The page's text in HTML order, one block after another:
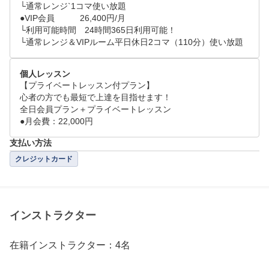
└通常レンジ`1コマ使い放題
●VIP会員　　　26,400円/月
└利用可能時間　24時間365日利用可能！
個人レッスン
【プライベートレッスン付プラン】
心者の方でも最短で上達を目指せます！
全日会員プラン＋プライベートレッスン
●月会費：22,000円
支払い方法
クレジットカード
インストラクター
在籍インストラクター：4名